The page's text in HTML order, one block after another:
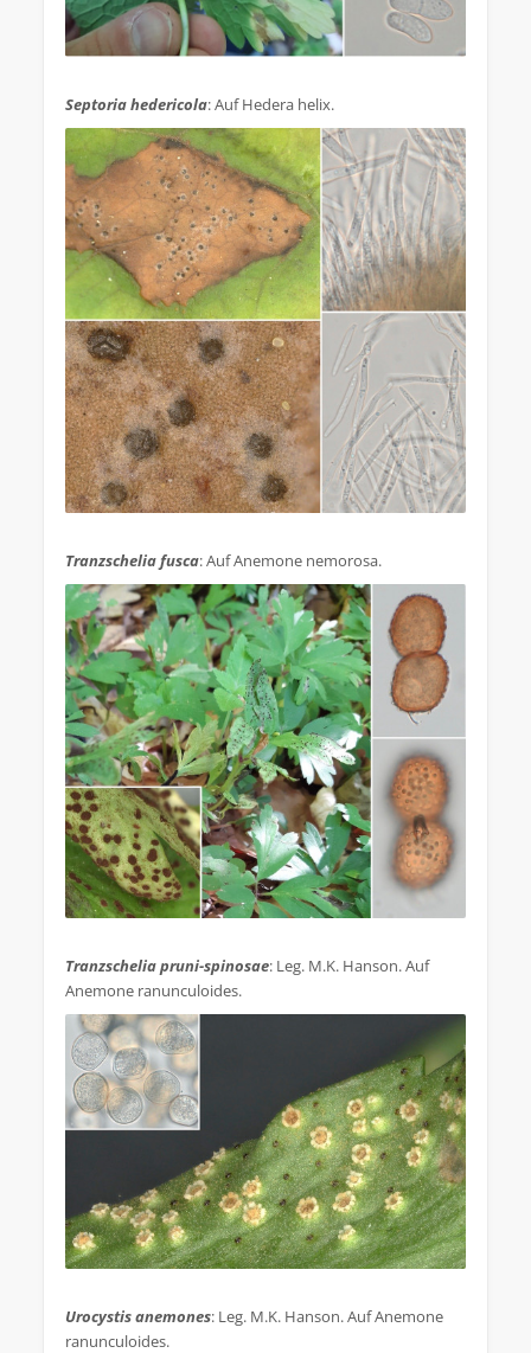
Septoria hedericola: Auf Hedera helix.
Tranzschelia fusca: Auf Anemone nemorosa.
Tranzschelia pruni-spinosae: Leg. M.K. Hanson. Auf
Anemone ranunculoides.
Urocystis anemones: Leg. M.K. Hanson. Auf Anemone
ranunculoides.